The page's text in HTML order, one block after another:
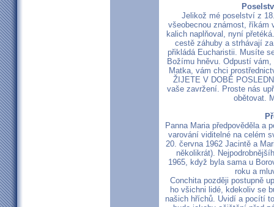
Jelikož mé poselství z
všeobecnou známost, říkám
kalich naplňoval, nyní
cestě záhuby a strhávají
přikládá Eucharistii. Musíte
Božímu hněvu. Odpustí
Matka, vám chci
ŽIJETE V DOBĚ
vaše zavržení. Proste nás
obětovat.
Panna Maria předpověděla a
varování viditelné na celém
20. června 1962 Jacintě a
několikrát).
1965, když byla sama u
roku a
Conchita později postupně
ho všichni lidé, kdekoliv se
našich hříchů. Uvidí a pocítí